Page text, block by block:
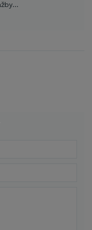
Řezačka velkoformátové dlažby Rubi SLIM CUTTER - prospekt (PDF)